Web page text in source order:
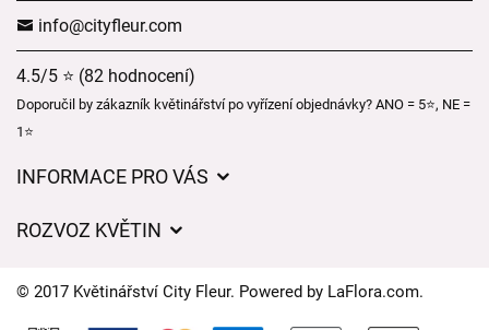
info@cityfleur.com
4.5/5 ⭐ (82 hodnocení)
Doporučil by zákazník květinářství po vyřízení objednávky? ANO = 5⭐, NE =
1⭐
INFORMACE PRO VÁS
Ochrana osobních údajů
ROZVOZ KVĚTIN
Kam doručujeme květiny
© 2017 Květinářství City Fleur. Powered by LaFlora.com.